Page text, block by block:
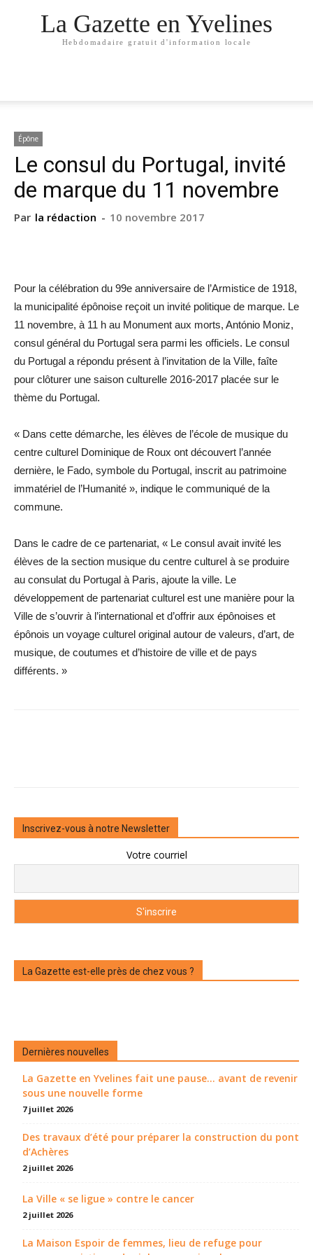
La Gazette en Yvelines
Hebdomadaire gratuit d'information locale
Épône
Le consul du Portugal, invité
de marque du 11 novembre
Par la rédaction - 10 novembre 2017
Pour la célébration du 99e anniversaire de l’Armistice de 1918,
la municipalité épônoise reçoit un invité politique de marque. Le
11 novembre, à 11 h au Monument aux morts, António Moniz,
consul général du Portugal sera parmi les officiels. Le consul
du Portugal a répondu présent à l’invitation de la Ville, faîte
pour clôturer une saison culturelle 2016-2017 placée sur le
thème du Portugal.
« Dans cette démarche, les élèves de l’école de musique du
centre culturel Dominique de Roux ont découvert l’année
dernière, le Fado, symbole du Portugal, inscrit au patrimoine
immatériel de l’Humanité », indique le communiqué de la
commune.
Dans le cadre de ce partenariat, « Le consul avait invité les
élèves de la section musique du centre culturel à se produire
au consulat du Portugal à Paris, ajoute la ville. Le
développement de partenariat culturel est une manière pour la
Ville de s’ouvrir à l’international et d’offrir aux épônoises et
épônois un voyage culturel original autour de valeurs, d’art, de
musique, de coutumes et d’histoire de ville et de pays
différents. »
Inscrivez-vous à notre Newsletter
Votre courriel
La Gazette est-elle près de chez vous ?
Dernières nouvelles
La Gazette en Yvelines fait une pause... avant de revenir
sous une nouvelle forme
7 juillet 2026
Des travaux d’été pour préparer la construction du pont
d’Achères
2 juillet 2026
La Ville « se ligue » contre le cancer
2 juillet 2026
La Maison Espoir de femmes, lieu de refuge pour